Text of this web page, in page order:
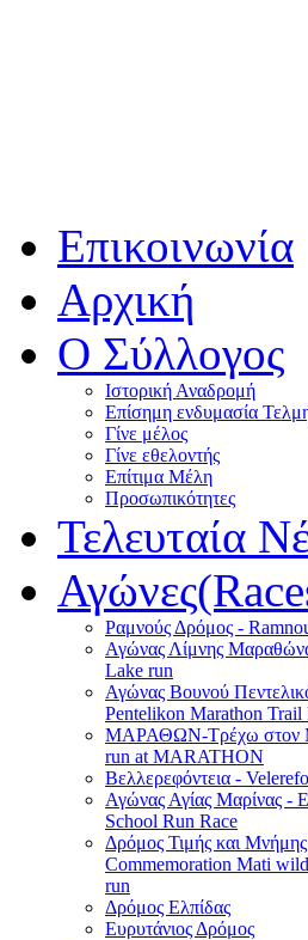
Επικοινωνία
Αρχική
Ο Σύλλογος
Ιστορική Αναδρομή
Επίσημη ενδυμασία
Γίνε μέλος
Γίνε εθελοντής
Επίτιμα Μέλη
Προσωπικότητες
Τελευταία
Ραμνούς Δρόμος -
Αγώνας Λίμνης
Lake run
Αγώνας Βουνού
Pentelikon Marathon Trail
ΜΑΡΑΘΩΝ-Τρέχω στον
run at MARATHON
Βελλερεφόντεια -
Αγώνας Αγίας Μαρίνας -
School Run Race
Δρόμος Τιμής και
Commemoration Mati
run
Δρόμος Ελπίδας
Ευρυτάνιος Δρόμος